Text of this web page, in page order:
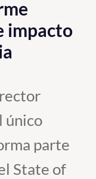
impacto
único
parte
State of